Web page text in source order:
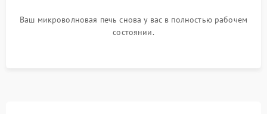
Ваш микроволновая печь снова у вас в полностью рабочем
состоянии.